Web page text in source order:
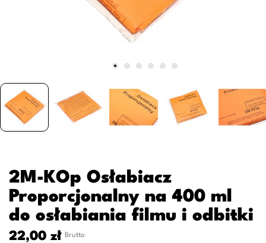
2M-KOp Osłabiacz
Proporcjonalny na 400 ml
do osłabiania filmu i odbitki
22,00 zł Brutto